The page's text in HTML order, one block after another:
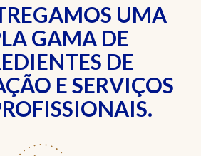
UMA
GAMA DE
DE
E SERVIÇOS